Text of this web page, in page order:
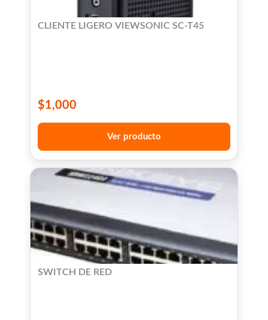
CLIENTE LIGERO VIEWSONIC SC-T45
$1,000
Ver producto
SWITCH DE RED